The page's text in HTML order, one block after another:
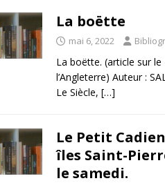
La boëtte
mai 6, 2022
La boëtte. (article sur
l’Angleterre) Auteur :
Le Siècle, […]
Le Petit
îles Saint-
le samedi.